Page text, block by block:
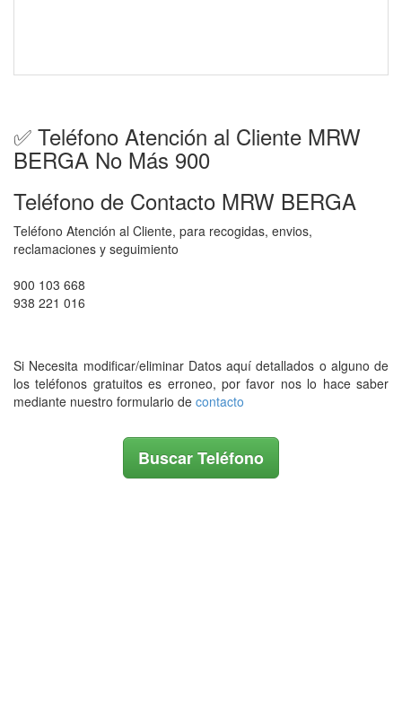
✅ Teléfono Atención al Cliente MRW
BERGA No Más 900
Teléfono de Contacto MRW BERGA
Teléfono Atención al Cliente, para recogidas, envios,
reclamaciones y seguimiento
900 103 668
938 221 016
Si Necesita modificar/eliminar Datos aquí detallados o alguno de
los teléfonos gratuitos es erroneo, por favor nos lo hace saber
mediante nuestro formulario de contacto
Buscar Teléfono